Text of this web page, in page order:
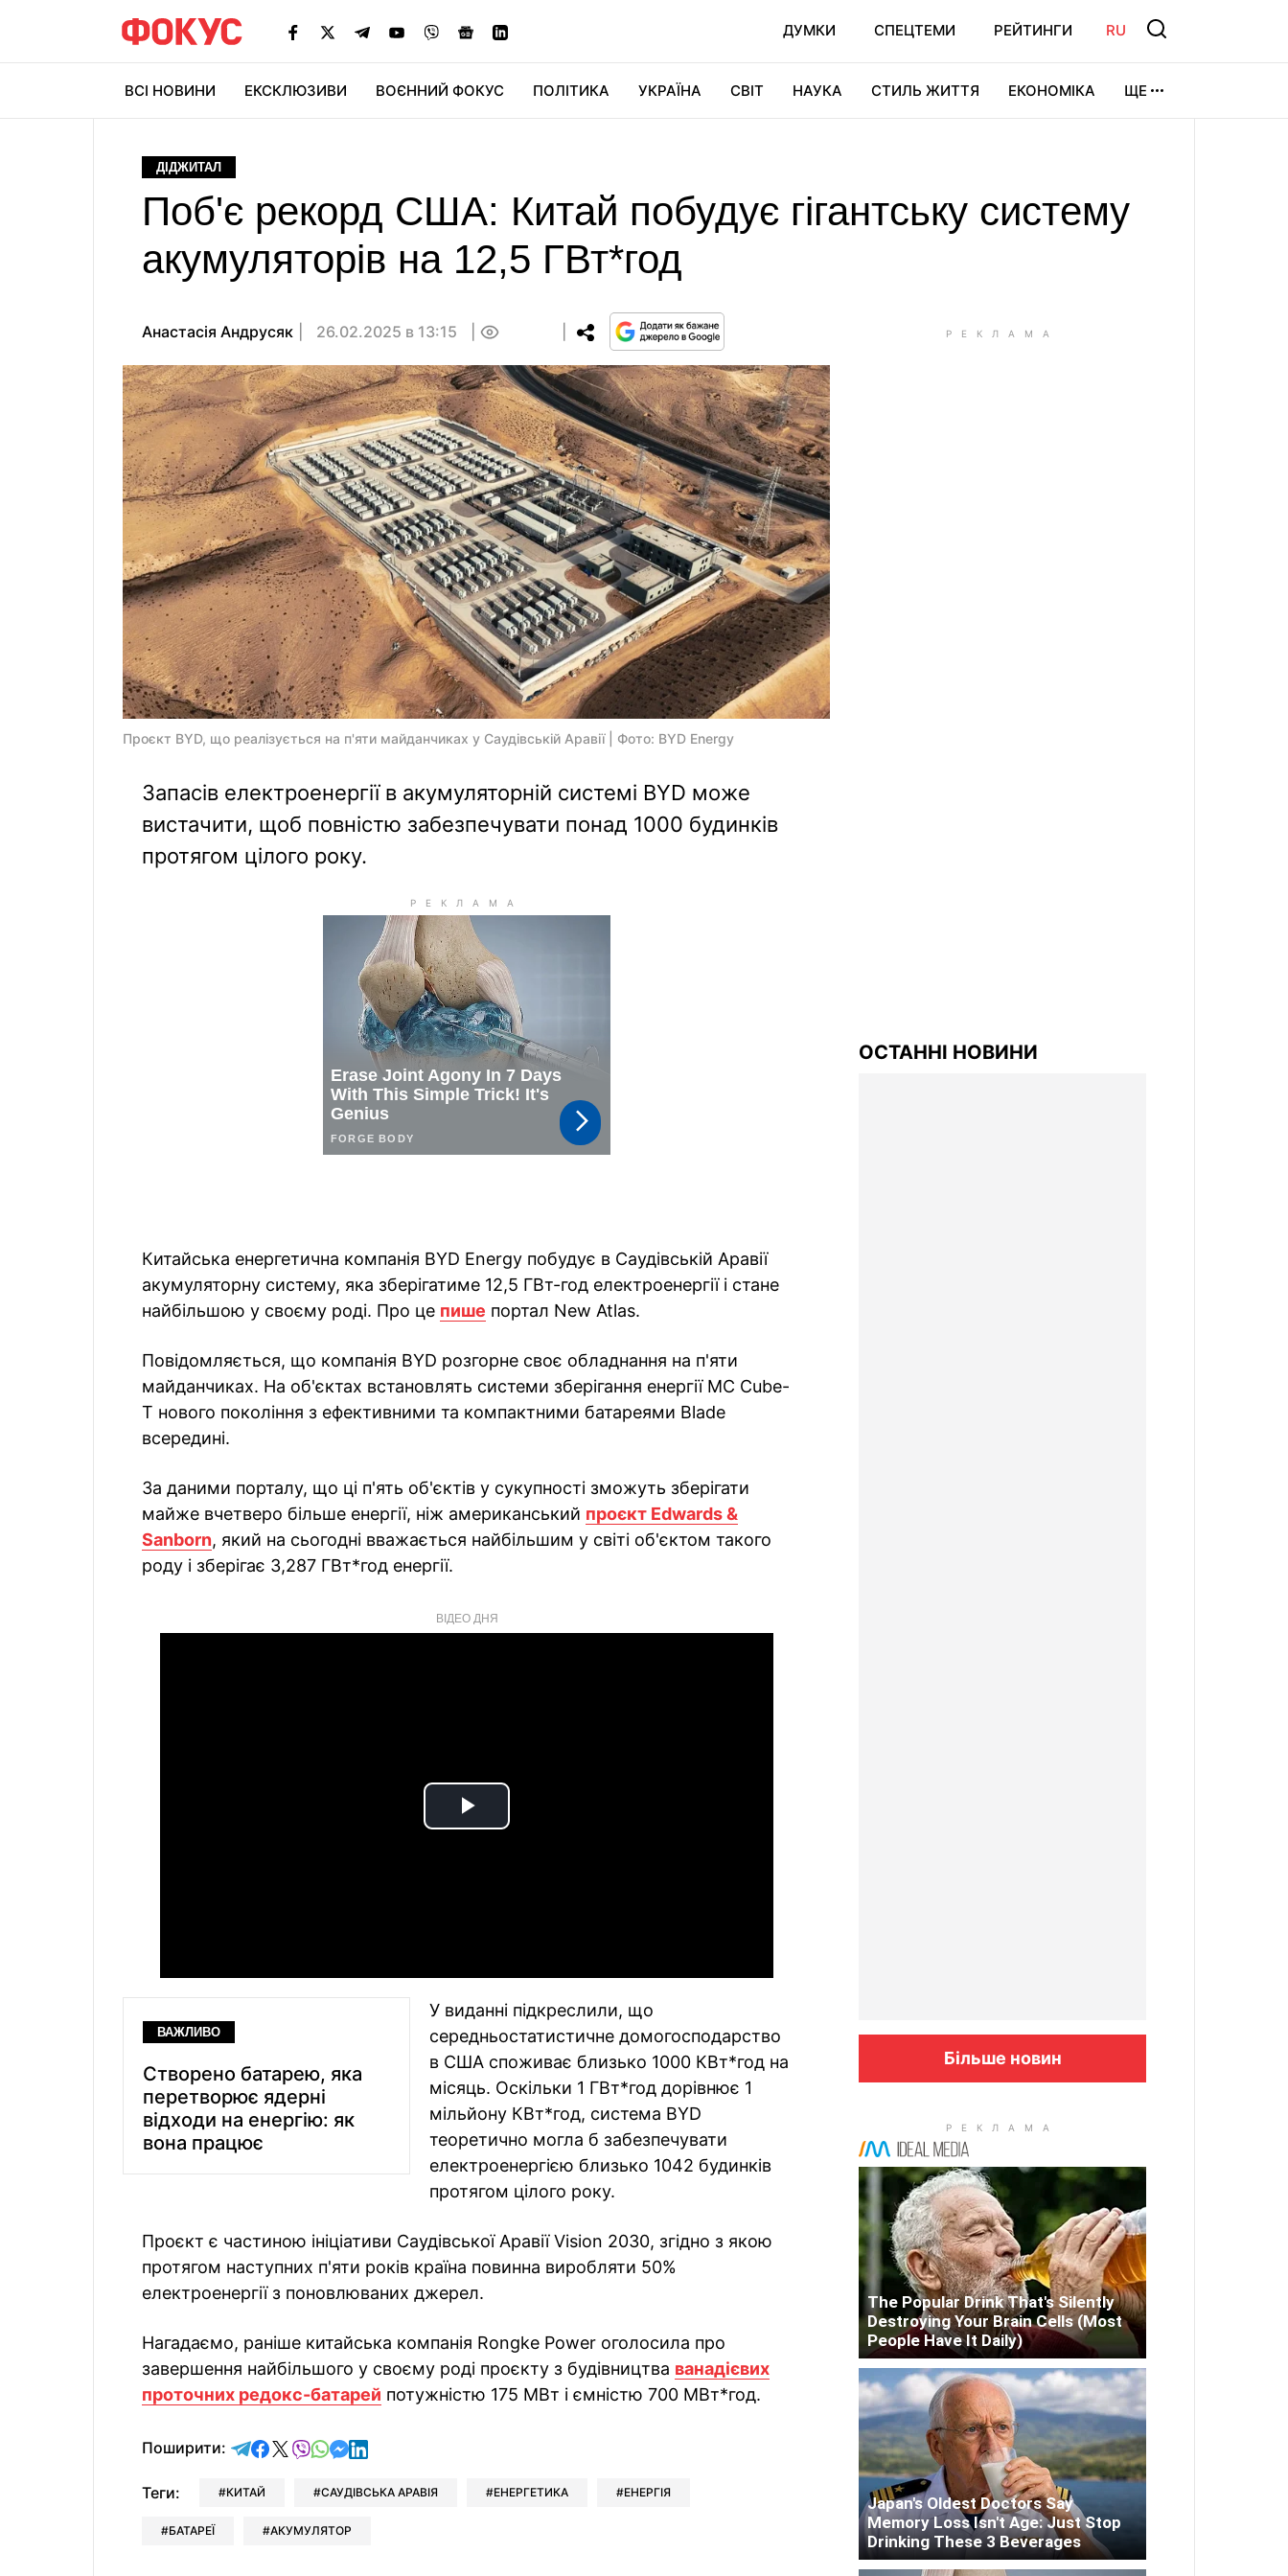
ДУМКИ СПЕЦТЕМИ РЕЙТИНГИ RU
ВСІ НОВИНИ ЕКСКЛЮЗИВИ ВОЄННИЙ ФОКУС ПОЛІТИКА УКРАЇНА СВІТ НАУКА СТИЛЬ ЖИТТЯ ЕКОНОМІКА ЩЕ
ДІДЖИТАЛ
Поб'є рекорд США: Китай побудує гігантську систему
акумуляторів на 12,5 ГВт*год
Анастасiя Андрусяк 26.02.2025 в 13:15
Проєкт BYD, що реалізується на п'яти майданчиках у Саудівській Аравії | Фото: BYD Energy
Запасів електроенергії в акумуляторній системі BYD може
вистачити, щоб повністю забезпечувати понад 1000 будинків
протягом цілого року.
Китайська енергетична компанія BYD Energy побудує в Саудівській Аравії
акумуляторну систему, яка зберігатиме 12,5 ГВт-год електроенергії і стане
найбільшою у своєму роді. Про це пише портал New Atlas.
Повідомляється, що компанія BYD розгорне своє обладнання на п'яти
майданчиках. На об'єктах встановлять системи зберігання енергії MC Cube-
T нового покоління з ефективними та компактними батареями Blade
всередині.
За даними порталу, що ці п'ять об'єктів у сукупності зможуть зберігати
майже вчетверо більше енергії, ніж американський проєкт Edwards &
Sanborn, який на сьогодні вважається найбільшим у світі об'єктом такого
роду і зберігає 3,287 ГВт*год енергії.
ВІДЕО ДНЯ
Play
ВАЖЛИВО
Створено батарею, яка
перетворює ядерні
відходи на енергію: як
вона працює
У виданні підкреслили, що
середньостатистичне домогосподарство
в США споживає близько 1000 КВт*год на
місяць. Оскільки 1 ГВт*год дорівнює 1
мільйону КВт*год, система BYD
теоретично могла б забезпечувати
електроенергією близько 1042 будинків
протягом цілого року.
Проєкт є частиною ініціативи Саудівської Аравії Vision 2030, згідно з якою
протягом наступних п'яти років країна повинна виробляти 50%
електроенергії з поновлюваних джерел.
Нагадаємо, раніше китайська компанія Rongke Power оголосила про
завершення найбільшого у своєму роді проєкту з будівництва ванадієвих
проточних редокс-батарей потужністю 175 МВт і ємністю 700 МВт*год.
Поширити: відправити у Telegram
поділитись у Facebook
поділитись у X
відправити у Viber
відправити у Whatsapp
відправити у Messenger
відправити у LinkedIn
Теги: КИТАЙ САУДІВСЬКА АРАВІЯ ЕНЕРГЕТИКА ЕНЕРГІЯ
БАТАРЕЇ АКУМУЛЯТОР
ОСТАННІ НОВИНИ
Більше новин
The Popular Drink That's Silently
Destroying Your Brain Cells (Most
People Have It Daily)
Japan's Oldest Doctors Say
Memory Loss Isn't Age: Just Stop
Drinking These 3 Beverages